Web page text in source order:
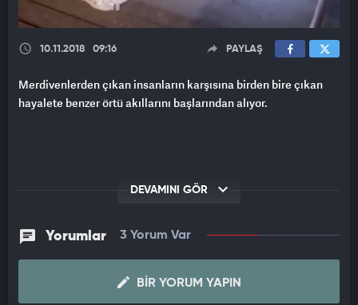
10.11.2018 09:16 PAYLAŞ
Merdivenlerden çıkan insanların karşısına birden bire çıkan
hayalete benzer örtü akıllarını başlarından alıyor.
DEVAMINI GÖR
Yorumlar 3 Yorum Var
BIR YORUM YAPIN